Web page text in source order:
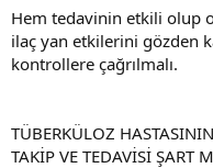
Hem tedavinin etkili olup
ilaç yan etkilerini gözden
kontrollere çağrılmalı.
TÜBERKÜLOZ
TAKİP VE TEDAVİSİ ŞART